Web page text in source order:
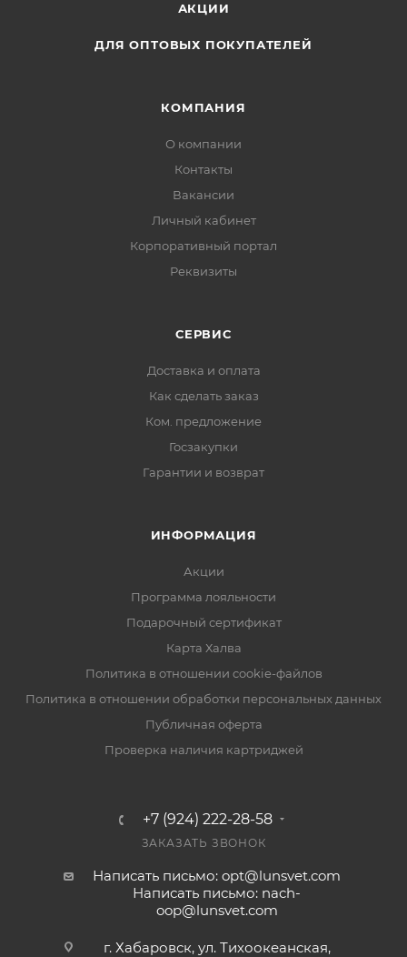
АКЦИИ
ДЛЯ ОПТОВЫХ ПОКУПАТЕЛЕЙ
КОМПАНИЯ
О компании
Контакты
Вакансии
Личный кабинет
Корпоративный портал
Реквизиты
СЕРВИС
Доставка и оплата
Как сделать заказ
Ком. предложение
Госзакупки
Гарантии и возврат
ИНФОРМАЦИЯ
Акции
Программа лояльности
Подарочный сертификат
Карта Халва
Политика в отношении cookie-файлов
Политика в отношении обработки персональных данных
Публичная оферта
Проверка наличия картриджей
+7 (924) 222-28-58
ЗАКАЗАТЬ ЗВОНОК
Написать письмо: opt@lunsvet.com
Написать письмо: nach-
oop@lunsvet.com
г. Хабаровск, ул. Тихоокеанская,